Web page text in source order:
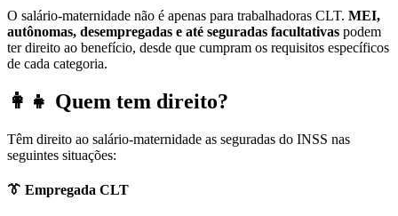
O salário-maternidade não é apenas para trabalhadoras CLT. MEI,
autônomas, desempregadas e até seguradas facultativas podem
ter direito ao benefício, desde que cumpram os requisitos específicos
de cada categoria.
👩‍👧 Quem tem direito?
Têm direito ao salário-maternidade as seguradas do INSS nas
seguintes situações:
👔 Empregada CLT